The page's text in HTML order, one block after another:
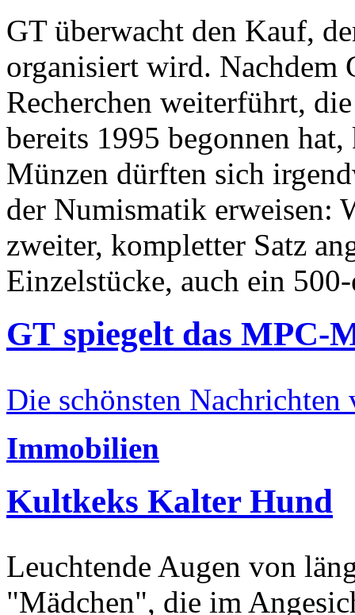
GT überwacht den Kauf,
organisiert wird. Nachdem
Recherchen weiterführt,
bereits 1995 begonnen
Münzen dürften sich
der Numismatik erweisen:
zweiter, kompletter Satz
Einzelstücke, auch ein
GT spiegelt das MPC-
Die schönsten Nachrichten
Immobilien
Kultkeks Kalter Hund
Leuchtende Augen von
"Mädchen", die im